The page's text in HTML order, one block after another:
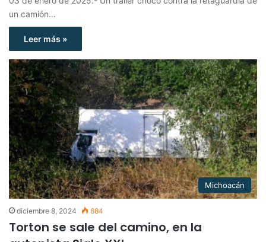
un camión…
Leer más »
Michoacán
diciembre 8, 2024 684
Torton se sale del camino, en la